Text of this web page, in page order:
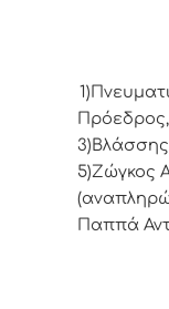
Πρόεδρoς,
5)Ζώγκος
Παππά